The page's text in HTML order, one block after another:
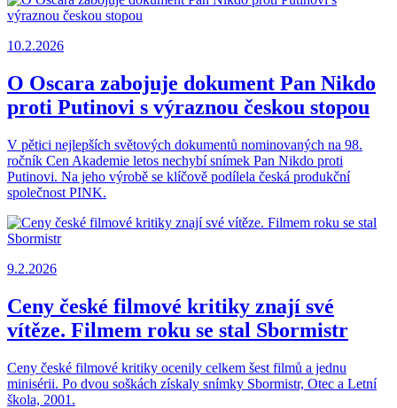
10.2.2026
O Oscara zabojuje dokument Pan Nikdo
proti Putinovi s výraznou českou stopou
V pětici nejlepších světových dokumentů nominovaných na 98.
ročník Cen Akademie letos nechybí snímek Pan Nikdo proti
Putinovi. Na jeho výrobě se klíčově podílela česká produkční
společnost PINK.
9.2.2026
Ceny české filmové kritiky znají své
vítěze. Filmem roku se stal Sbormistr
Ceny české filmové kritiky ocenily celkem šest filmů a jednu
minisérii. Po dvou soškách získaly snímky Sbormistr, Otec a Letní
škola, 2001.